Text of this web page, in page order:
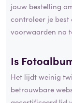
jouw bestelling
controleer je best
voorwaarden na
Is
Het lijdt weinig
betrouwbare